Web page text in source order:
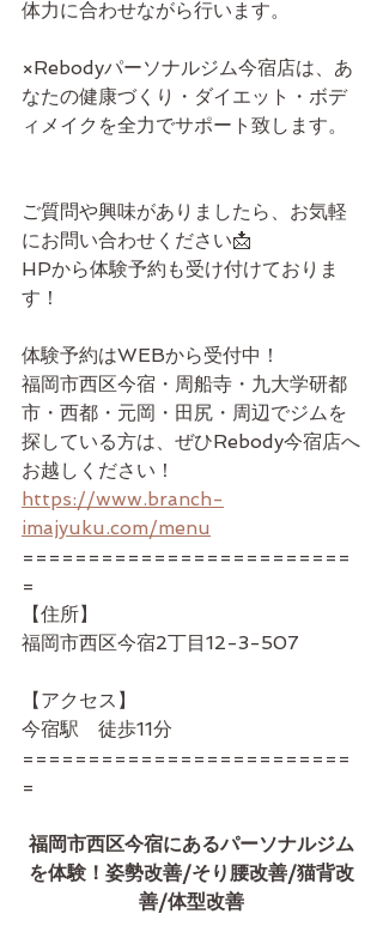
体力に合わせながら行います。
×Rebodyパーソナルジム今宿店は、あ
なたの健康づくり・ダイエット・ボデ
ィメイクを全力でサポート致します。
ご質問や興味がありましたら、お気軽
にお問い合わせください📩
HPから体験予約も受け付けておりま
す！
体験予約はWEBから受付中！
福岡市西区今宿・周船寺・九大学研都
市・西都・元岡・田尻・周辺でジムを
探している方は、ぜひRebody今宿店へ
お越しください！
https://www.branch-
imajyuku.com/menu
=========================
=
【住所】
福岡市西区今宿2丁目12-3-507
【アクセス】
今宿駅　徒歩11分
=========================
=
福岡市西区今宿にあるパーソナルジム
を体験！姿勢改善/そり腰改善/猫背改
善/体型改善